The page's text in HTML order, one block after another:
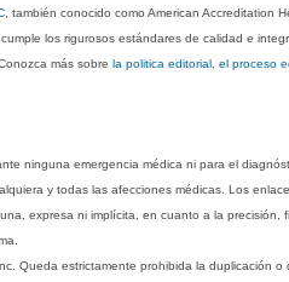
, también conocido como American Accreditation
los rigurosos estándares de calidad e
más sobrela politica editorial, el proceso
ninguna emergencia médica ni para el
y todas las afecciones médicas. Los
expresa ni implícita, en cuanto a la
Queda estrictamente prohibida la duplicación o